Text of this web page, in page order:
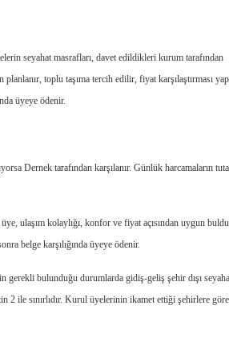
seyahat masrafları, davet edildikleri kurum tarafından
toplu taşıma tercih edilir, fiyat karşılaştırması
üyeye ödenir.
Dernek tarafından karşılanır. Günlük harcamaların
ulaşım kolaylığı, konfor ve fiyat açısından uygun
belge karşılığında üyeye ödenir.
gerekli bulunduğu durumlarda gidiş-geliş şehir dışı
sınırlıdır. Kurul üyelerinin ikamet ettiği şehirlere göre